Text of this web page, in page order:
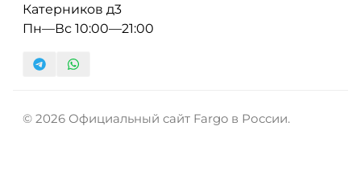
Катерников д3
Пн—Вс 10:00—21:00
© 2026 Официальный сайт Fargo в России.